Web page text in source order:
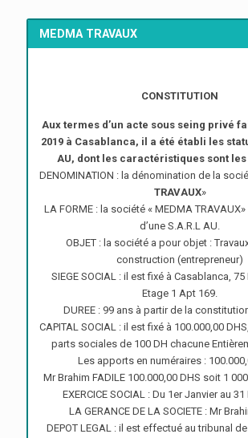
MEDMA TRAVAUX
CONSTITUTION
Aux termes d’un acte sous seing privé
2019 à Casablanca, il a été établi les
AU, dont les caractéristiques sont les
DENOMINATION : la dénomination de la
TRAVAUX»
LA FORME : la société « MEDMA
d’une S.A.R.L AU.
OBJET : la société a pour objet :
construction (entrepreneur)
SIEGE SOCIAL : il est fixé à Casablanca,
Etage 1 Apt 169.
DUREE : 99 ans à partir de la
CAPITAL SOCIAL : il est fixé à 100.000,00
parts sociales de 100 DH chacune
Les apports en numéraires :
Mr Brahim FADILE 100.000,00 DHS soit 1
EXERCICE SOCIAL : Du 1er Janvier au
LA GERANCE DE LA SOCIETE : Mr
DEPOT LEGAL : il est effectué au tribunal